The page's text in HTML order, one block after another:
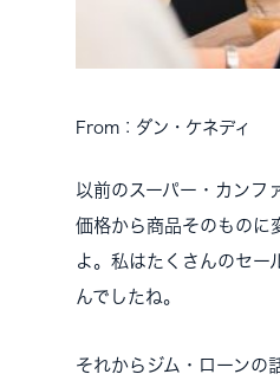
From：ダン・ケネディ
以前のスーパー・カンフ
価格から商品そのものに
よ。私はたくさんのセー
んでしたね。
それからジム・ローンの